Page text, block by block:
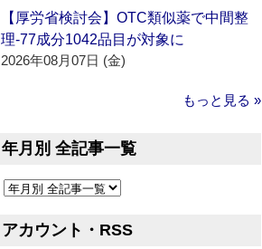
【厚労省検討会】OTC類似薬で中間整
理‐77成分1042品目が対象に
2026年08月07日 (金)
もっと見る »
年月別 全記事一覧
アカウント・RSS